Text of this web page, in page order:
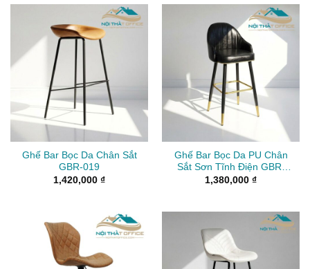
Ghế Bar Bọc Da Chân Sắt
GBR-019
1,420,000 ₫
Ghế Bar Bọc Da PU Chân
Sắt Sơn Tĩnh Điện GBR-
018
1,380,000 ₫